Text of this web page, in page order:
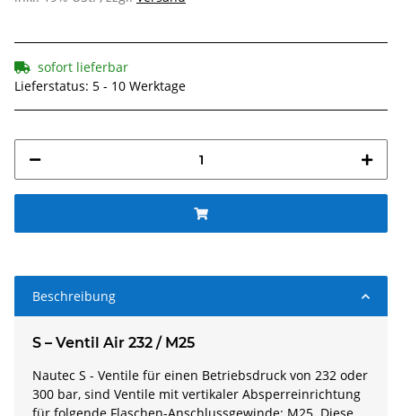
sofort lieferbar
Lieferstatus: 5 - 10 Werktage
Beschreibung
S – Ventil Air 232 / M25
Nautec S - Ventile für einen Betriebsdruck von 232 oder
300 bar, sind Ventile mit vertikaler Absperreinrichtung